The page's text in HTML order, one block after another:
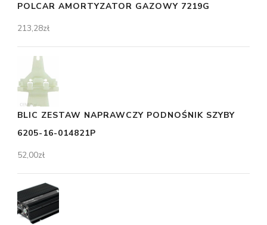
POLCAR AMORTYZATOR GAZOWY 7219G
213,28zł
BLIC ZESTAW NAPRAWCZY PODNOŚNIK SZYBY
6205-16-014821P
52,00zł